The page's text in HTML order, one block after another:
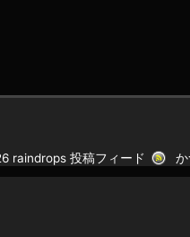
raindrops投稿フィード